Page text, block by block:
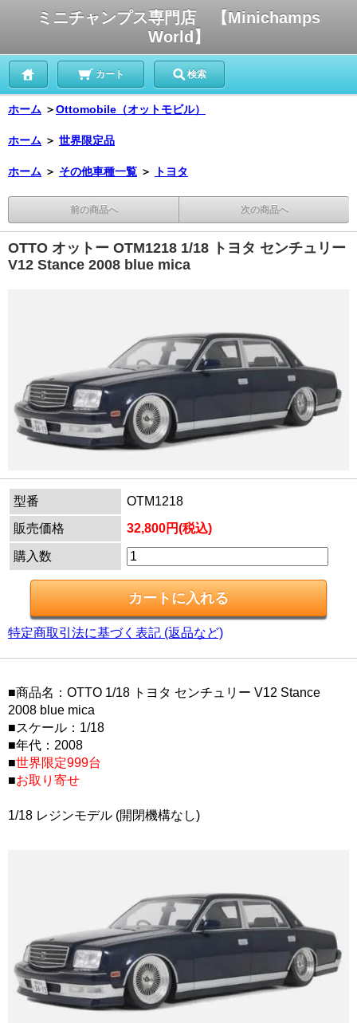
ミニチャンプス専門店 【Minichamps
World】
カート 検索
ホーム ＞Ottomobile（オットモビル）
ホーム ＞ 世界限定品
ホーム ＞ その他車種一覧 ＞ トヨタ
前の商品へ 次の商品へ
OTTO オットー OTM1218 1/18 トヨタ センチュリー
V12 Stance 2008 blue mica
型番
OTM1218
販売価格
32,800円(税込)
購入数
特定商取引法に基づく表記 (返品など)
■商品名：OTTO 1/18 トヨタ センチュリー V12 Stance
2008 blue mica
■スケール：1/18
■年代：2008
■世界限定999台
■お取り寄せ
1/18 レジンモデル (開閉機構なし)